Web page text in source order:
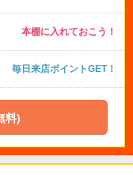
本棚に入れておこう！
毎日来店ポイントGET！
料)